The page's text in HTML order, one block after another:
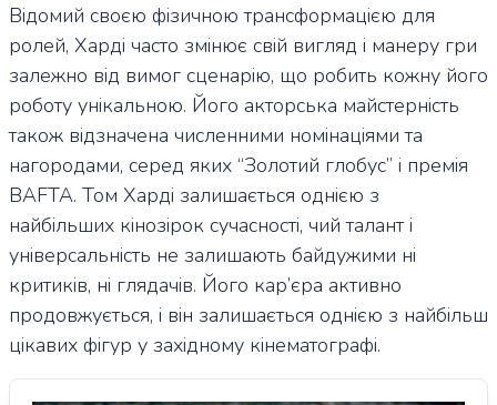
Відомий своєю фізичною трансформацією для
ролей, Харді часто змінює свій вигляд і манеру гри
залежно від вимог сценарію, що робить кожну його
роботу унікальною. Його акторська майстерність
також відзначена численними номінаціями та
нагородами, серед яких “Золотий глобус” і премія
BAFTA. Том Харді залишається однією з
найбільших кінозірок сучасності, чий талант і
універсальність не залишають байдужими ні
критиків, ні глядачів. Його кар’єра активно
продовжується, і він залишається однією з найбільш
цікавих фігур у західному кінематографі.